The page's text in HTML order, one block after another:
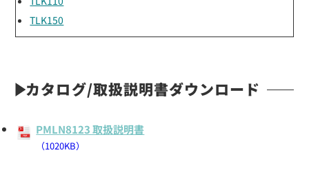
TLK150
カタログ/取扱説明書ダウンロード
PMLN8123 取扱説明書
（1020KB）